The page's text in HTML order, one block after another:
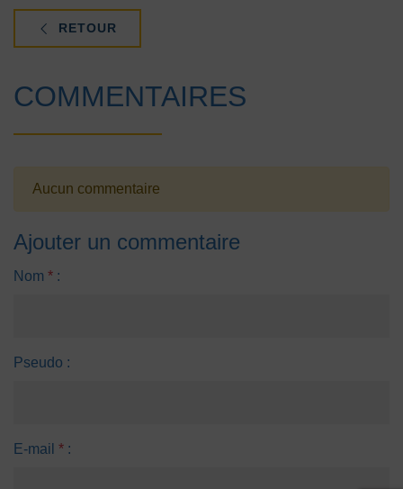
RETOUR
COMMENTAIRES
Aucun commentaire
Ajouter un commentaire
Nom * :
Pseudo :
E-mail * :